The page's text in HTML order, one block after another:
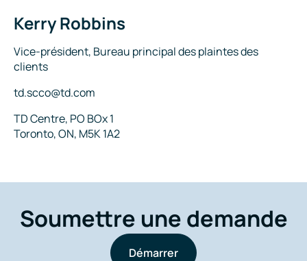
Nom
Kerry Robbins
Titre
Vice-président, Bureau principal des plaintes des
clients
Courriel
td.scco@td.com
Adresse
TD Centre, PO BOx 1
Toronto, ON, M5K 1A2
Soumettre une demande
Démarrer